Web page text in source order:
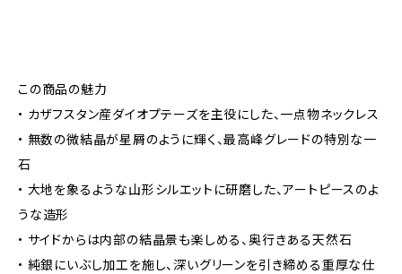
この商品の魅力
• カザフスタン産ダイオプテーズを主役にした、一点物ネックレス
• 無数の微結晶が星屑のように輝く、最高峰グレードの特別な一
石
• 大地を象るような山形シルエットに研磨した、アートピースのよ
うな造形
• サイドからは内部の結晶景も楽しめる、奥行きある天然石
• 純銀にいぶし加工を施し、深いグリーンを引き締める重厚な仕